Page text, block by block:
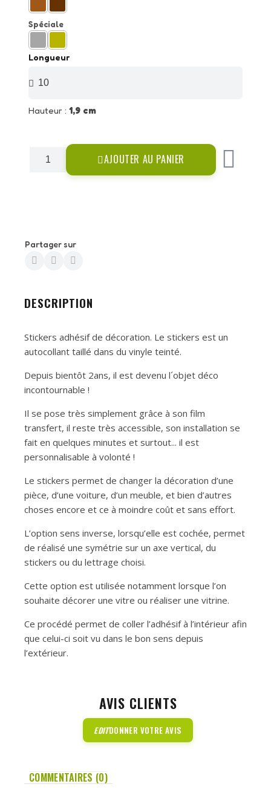
Spéciale
Longueur
Hauteur : 1,9 cm
AJOUTER AU PANIER
Partager sur
DESCRIPTION
Stickers adhésif de décoration. Le stickers est un
autocollant taillé dans du vinyle teinté.
Depuis bientôt 2ans, il est devenu l´objet déco
incontournable !
Il se pose très simplement grâce à son film
transfert, il reste très accessible, son installation se
fait en quelques minutes et surtout... il est
personnalisable à volonté !
Le stickers permet de changer la décoration d’une
pièce, d’une voiture, d’un meuble, et bien d’autres
choses encore et ce à moindre coût et sans effort.
L’option sens inverse, lorsqu’elle est cochée, permet
de réalisé une symétrie sur un axe vertical, du
stickers ou du lettrage choisi.
Cette option est utilisée notamment lorsque l’on
souhaite décorer une vitre ou réaliser une vitrine.
Ce procédé permet de coller l’adhésif à l’intérieur afin
que celui-ci soit vu dans le bon sens depuis
l’extérieur.
AVIS CLIENTS
EDITDONNER VOTRE AVIS
COMMENTAIRES (0)